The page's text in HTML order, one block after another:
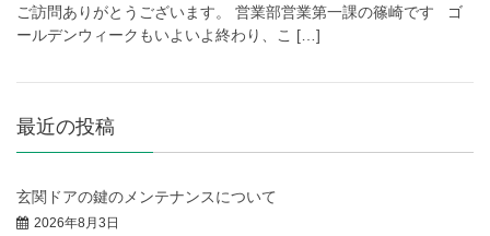
ご訪問ありがとうございます。 営業部営業第一課の篠崎です ゴ
ールデンウィークもいよいよ終わり、こ […]
最近の投稿
玄関ドアの鍵のメンテナンスについて
2026年8月3日